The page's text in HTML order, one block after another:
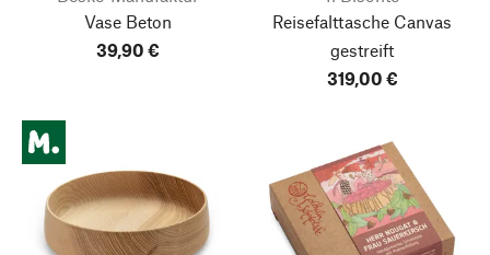
Vase Beton
39,90 €
Reisefalttasche Canvas
gestreift
319,00 €